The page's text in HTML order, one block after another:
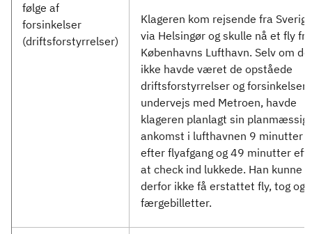
følge af
forsinkelser
(driftsforstyrrelser)
Klageren kom rejsende fra Sverige
via Helsingør og skulle nå et fly fra
Københavns Lufthavn. Selv om
ikke havde været de opståede
driftsforstyrrelser og forsinkelser
undervejs med Metroen, havde
klageren planlagt sin
ankomst i lufthavnen 9 minutter
efter flyafgang og 49 minutter
at check ind lukkede. Han kunne
derfor ikke få erstattet fly, tog og
færgebilletter.